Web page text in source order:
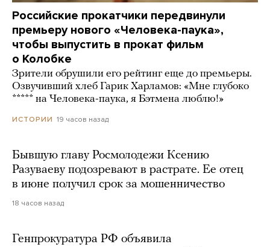
Российские прокатчики передвинули
премьеру нового «Человека-паука»,
чтобы выпустить в прокат фильм
о Колобке
Зрители обрушили его рейтинг еще до премьеры.
Озвучивший хлеб Гарик Харламов: «Мне глубоко
***** на Человека-паука, я Бэтмена люблю!»
ИСТОРИИ 19 часов назад
Бывшую главу Росмолодежи Ксению
Разуваеву подозревают в растрате. Ее отец
в июне получил срок за мошенничество
18 часов назад
Генпрокуратура РФ объявила